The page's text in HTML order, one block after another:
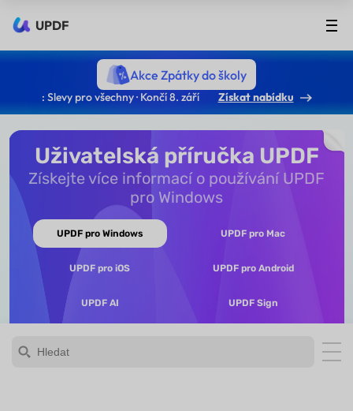
UPDF
Akce Zpátky do školy
: Slevy pro všechny · Končí 8. září Získat nabídku
Uživatelská příručka UPDF
Získejte více informací o používání UPDF
pro Windows
UPDF pro Windows UPDF pro Mac
UPDF pro iOS UPDF pro Android
UPDF AI UPDF Sign